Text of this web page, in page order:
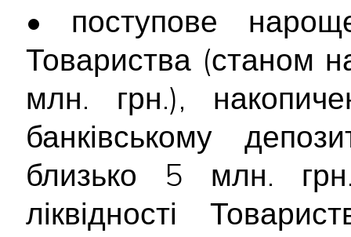
• поступове
Товариства (станом
млн. грн.),
банківському
близько 5 млн.
ліквідності